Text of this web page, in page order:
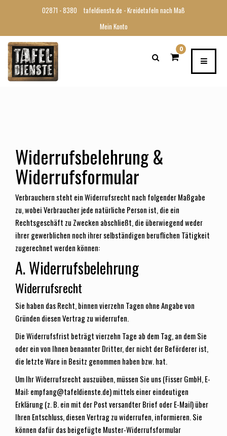
02871 - 8380
tafeldienste.de - Kreidetafeln nach Maß
Mein Konto
0
Widerrufsbelehrung &
Widerrufsformular
Verbrauchern steht ein Widerrufsrecht nach folgender Maßgabe
zu, wobei Verbraucher jede natürliche Person ist, die ein
Rechtsgeschäft zu Zwecken abschließt, die überwiegend weder
ihrer gewerblichen noch ihrer selbständigen beruflichen Tätigkeit
zugerechnet werden können:
A. Widerrufsbelehrung
Widerrufsrecht
Sie haben das Recht, binnen vierzehn Tagen ohne Angabe von
Gründen diesen Vertrag zu widerrufen.
Die Widerrufsfrist beträgt vierzehn Tage ab dem Tag, an dem Sie
oder ein von Ihnen benannter Dritter, der nicht der Beförderer ist,
die letzte Ware in Besitz genommen haben bzw. hat.
Um Ihr Widerrufsrecht auszuüben, müssen Sie uns (Fisser GmbH, E-
Mail: empfang@tafeldienste.de) mittels einer eindeutigen
Erklärung (z. B. ein mit der Post versandter Brief oder E-Mail) über
Ihren Entschluss, diesen Vertrag zu widerrufen, informieren. Sie
können dafür das beigefügte Muster-Widerrufsformular